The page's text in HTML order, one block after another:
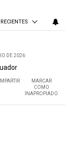
DE 2026
MARCAR
COMO
INAPROPIADO